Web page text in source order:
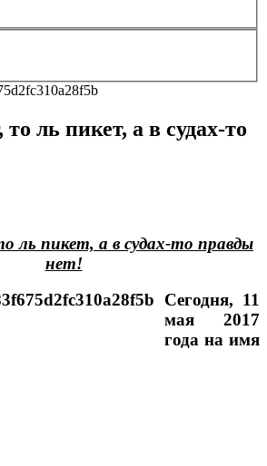
ль пикет, а в судах-то
ль пикет, а в судах-то правды
нет!
Сегодня, 11
мая 2017
года на имя